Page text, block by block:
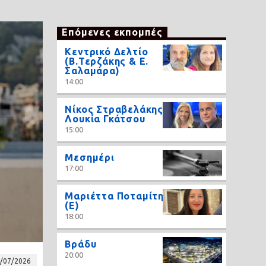
07/2026
Επόμενες εκπομπές
Κεντρικό Δελτίο
(Β.Τερζάκης & Ε.
Σαλαμάρα)
14:00
Νίκος Στραβελάκης,
Λουκία Γκάτσου
15:00
Μεσημέρι
17:00
Μαριέττα Ποταμίτη
(Ε)
18:00
Βράδυ
20:00